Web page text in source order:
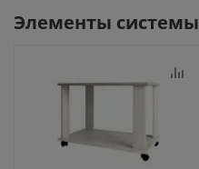
Элементы системы